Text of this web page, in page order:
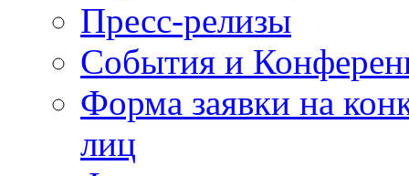
Пресс-релизы
События и
Форма заявки на
лиц